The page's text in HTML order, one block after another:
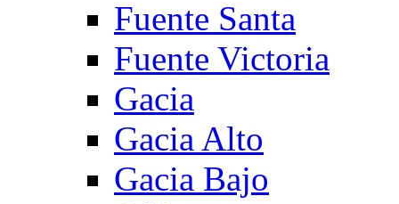
Fuente Santa
Fuente Victoria
Gacia
Gacia Alto
Gacia Bajo